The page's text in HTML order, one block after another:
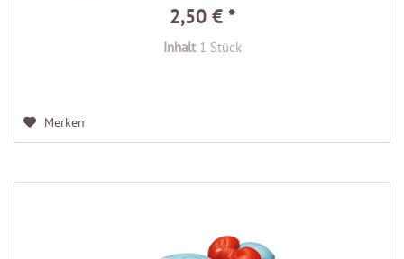
2,50 € *
Inhalt 1 Stück
Merken